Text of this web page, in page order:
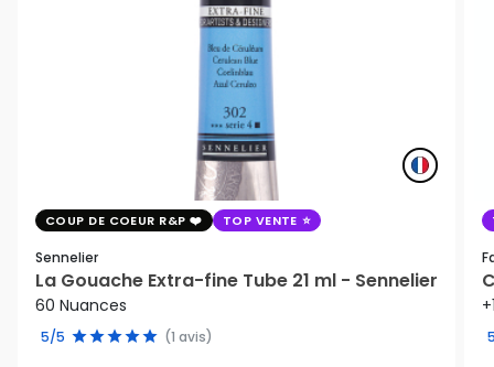
COUP DE COEUR R&P TOP VENTE
Sennelier
La Gouache Extra-fine Tube 21 ml - Sennelier
60 Nuances
5/5 (1 avis)